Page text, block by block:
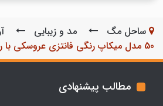
ساحل مگ مد و زیبایی
50 مدل میکاپ رنگی فانتزی عروسکی با رنگ‌های پاستلی
مطالب پیشنهادی